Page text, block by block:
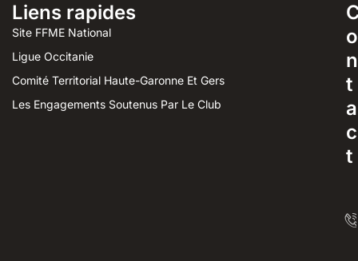
Liens rapides
Site FFME National
Ligue Occitanie
Comité Territorial Haute-Garonne Et Gers
Les Engagements Soutenus Par Le Club
o
n
t
a
c
t